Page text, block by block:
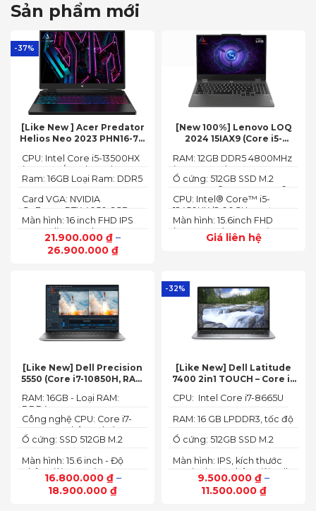
Sản phẩm mới
-37%
[Like New ] Acer Predator
Helios Neo 2023 PHN16-71-
16GB, 512GB, RTX 4050 6GB,
16″ FHD 165Hz)
21.900.000 ₫ –
26.900.000 ₫
Màn hình: 16 inch FHD IPS
165Hz SlimBezel, sRGB
100%, Acer ComfyView,
500 nits
Card VGA: NVIDIA
GeForce RTX 4050 6GB
(140W)
Ram: 16GB Loại Ram: DDR5
CPU: Intel Core i5-13500HX
(14 Cores/ 20 Threads, up
to 4.70 GHz, 24MB)
[New 100%] Lenovo LOQ
2024 15IAX9 (Core i5-
3050 6GB, 15.6″ FHD 144Hz)
Giá liên hệ
Màn hình: 15.6inch FHD
(1920x1080) IPS 300nits
Anti-glare, 100%sRGB,
CPU: Intel® Core™ i5-
12450HX (2.00GHz up to
4.40GHz, 12MB Cache)
Ổ cứng: 512GB SSD M.2
2242 PCIe® 4.0x4 NVMe®
RAM: 12GB DDR5 4800MHz
(up to 32GB)
[Like New] Dell Precision
5550 (Core i7-10850H, RAM
Quadro T1000 4G, Màn
15.6” FHD+)
16.800.000 ₫–
18.900.000 ₫
Màn hình: 15.6 inch - Độ
phân giải: FHD+ (1920 x
1200 px)
Ổ cứng: SSD 512GB M.2
Công nghệ CPU: Core i7-
10750H, 6 nhân, 12 luồng
RAM: 16GB - Loại RAM:
DDR4
-32%
[Like New] Dell Latitude
7400 2in1 TOUCH – Core i7
màn hình 14 inch FHD Cảm
9.500.000 ₫ –
11.500.000 ₫
Màn hình: IPS, kích thước
14.0 inch, độ phân giải Full
HD (1920 x 1080)
Ổ cứng: 512GB SSD M.2
RAM: 16 GB LPDDR3, tốc độ
CPU: Intel Core i7-8665U